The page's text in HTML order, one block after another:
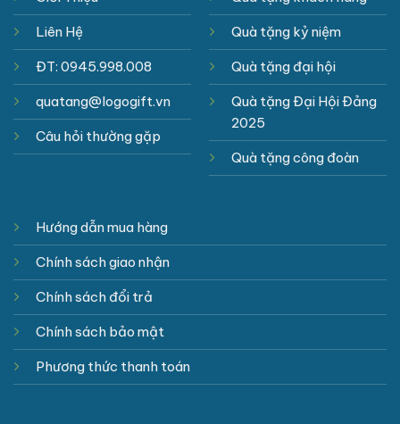
Liên Hệ
ĐT: 0945.998.008
quatang@logogift.vn
Câu hỏi thường gặp
Quà tặng kỷ niệm
Quà tặng đại hội
Quà tặng Đại Hội Đảng
2025
Quà tặng công đoàn
Hướng dẫn mua hàng
Chính sách giao nhận
Chính sách đổi trả
Chính sách bảo mật
Phương thức thanh toán